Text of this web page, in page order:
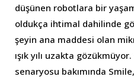
düşünen robotlara bir
oldukça ihtimal dahilinde
şeyin ana maddesi olan
ışık yılı uzakta
senaryosu bakımında